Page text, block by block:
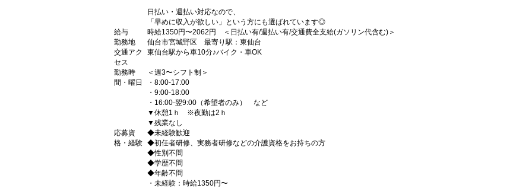
日払い・週払い対応なので、
「早めに収入が欲しい」という方にも選ばれています◎
給与
時給1350円〜2062円 ＜日払い有/週払い有/交通費全支給(ガソリン代含む)＞
勤務地
仙台市宮城野区 最寄り駅：東仙台
交通アク
セス
東仙台駅から車10分♪バイク・車OK
勤務時
間・曜日
＜週3〜シフト制＞
・8:00-17:00
・9:00-18:00
・16:00-翌9:00（希望者のみ） など
▼休憩1ｈ ※夜勤は2ｈ
▼残業なし
応募資
格・経験
◆未経験歓迎
◆初任者研修、実務者研修などの介護資格をお持ちの方
◆性別不問
◆学歴不問
◆年齢不問
・未経験：時給1350円〜